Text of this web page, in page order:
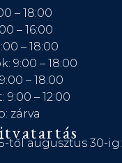
– 18:00
– 16:00
– 18:00
9:00 – 18:00
– 18:00
9:00 – 12:00
zárva
től augusztus 30-ig: